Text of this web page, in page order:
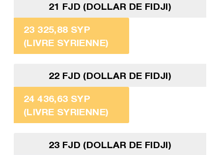
21 FJD (DOLLAR DE FIDJI)
23 325,88 SYP
(LIVRE SYRIENNE)
22 FJD (DOLLAR DE FIDJI)
24 436,63 SYP
(LIVRE SYRIENNE)
23 FJD (DOLLAR DE FIDJI)